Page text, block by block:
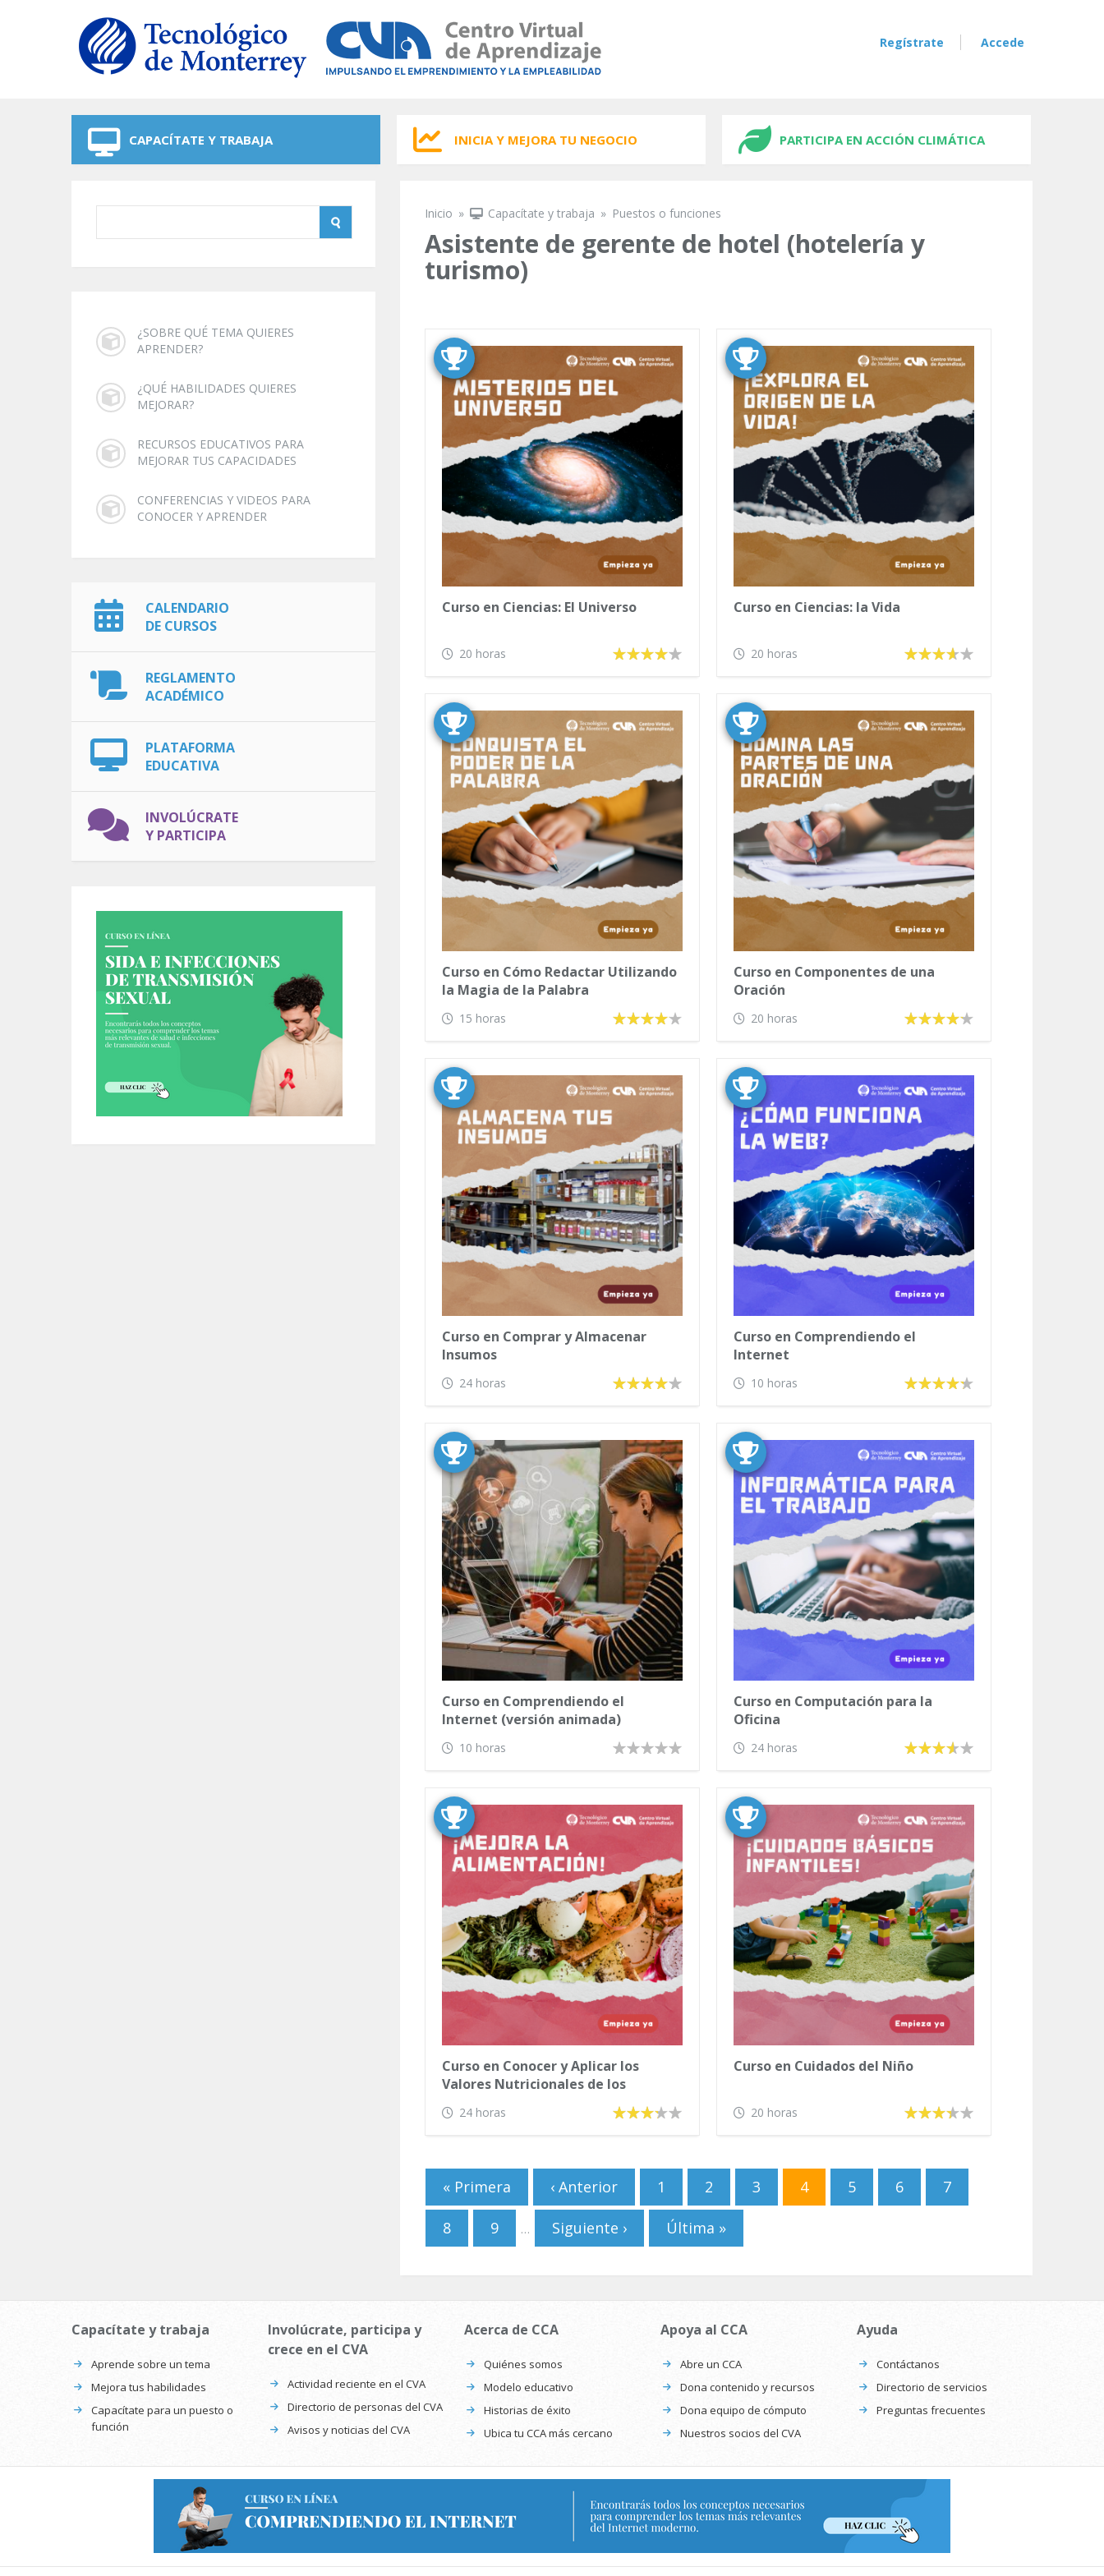
Regístrate Accede
CAPACÍTATE Y TRABAJA INICIA Y MEJORA TU NEGOCIO PARTICIPA EN ACCIÓN CLIMÁTICA
¿SOBRE QUÉ TEMA QUIERES
APRENDER?
¿QUÉ HABILIDADES QUIERES
MEJORAR?
RECURSOS EDUCATIVOS PARA
MEJORAR TUS CAPACIDADES
CONFERENCIAS Y VIDEOS PARA
CONOCER Y APRENDER
CALENDARIO
DE CURSOS
REGLAMENTO
ACADÉMICO
PLATAFORMA
EDUCATIVA
INVOLÚCRATE
Y PARTICIPA
Se encuentra usted aquí
Inicio » Capacítate y trabaja » Puestos o funciones
Asistente de gerente de hotel (hotelería y
turismo)
Curso en Ciencias: El Universo
20 horas
Curso en Ciencias: la Vida
20 horas
Curso en Cómo Redactar Utilizando
la Magia de la Palabra
15 horas
Curso en Componentes de una
Oración
20 horas
Curso en Comprar y Almacenar
Insumos
24 horas
Curso en Comprendiendo el
Internet
10 horas
Curso en Comprendiendo el
Internet (versión animada)
10 horas
Curso en Computación para la
Oficina
24 horas
Curso en Conocer y Aplicar los
Valores Nutricionales de los
24 horas
Curso en Cuidados del Niño
20 horas
Páginas
« Primera ‹ Anterior 1 2 3 4 5 6 7
8 9 … Siguiente › Última »
Capacítate y trabaja
Aprende sobre un tema
Mejora tus habilidades
Capacítate para un puesto o
función
Involúcrate, participa y
crece en el CVA
Actividad reciente en el CVA
Directorio de personas del CVA
Avisos y noticias del CVA
Acerca de CCA
Quiénes somos
Modelo educativo
Historias de éxito
Ubica tu CCA más cercano
Apoya al CCA
Abre un CCA
Dona contenido y recursos
Dona equipo de cómputo
Nuestros socios del CVA
Ayuda
Contáctanos
Directorio de servicios
Preguntas frecuentes